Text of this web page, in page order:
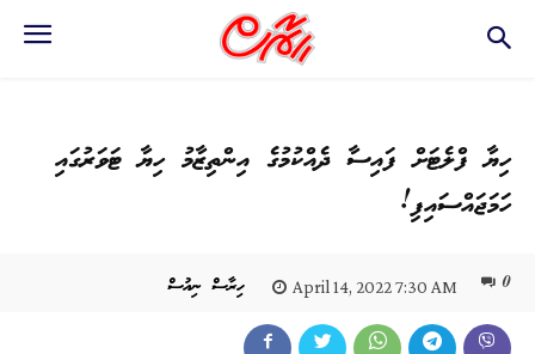
ހިޔާ ފްލެޓަށް ފައިސާ ދެއްކުމުގެ އިންތިޒާމު ހިޔާ ޓަވަރުގައި
ހަމަޖައްސައިފި!
ހިރާސް ނިއުސް April 14, 2022 7:30 AM 0